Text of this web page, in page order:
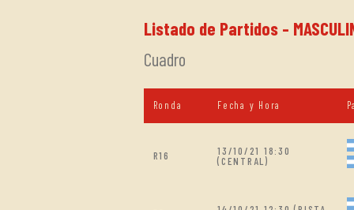
Listado de Partidos -
Cuadro
Ronda Fecha y Hora
R16
13/10/21 18:30
(CENTRAL)